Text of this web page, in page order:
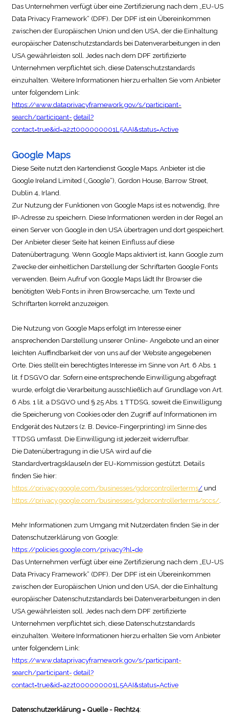
Das Unternehmen verfügt über eine Zertifizierung nach dem „EU-US
Data Privacy Framework“ (DPF). Der DPF ist ein Übereinkommen
zwischen der Europäischen Union und den USA, der die Einhaltung
europäischer Datenschutzstandards bei Datenverarbeitungen in den
USA gewährleisten soll. Jedes nach dem DPF zertifizierte
Unternehmen verpflichtet sich, diese Datenschutzstandards
einzuhalten. Weitere Informationen hierzu erhalten Sie vom Anbieter
unter folgendem Link:
https://www.dataprivacyframework.gov/s/participant-
search/participant- detail?
contact=true&id=a2zt000000001L5AAI&status=Active
Google Maps
Diese Seite nutzt den Kartendienst Google Maps. Anbieter ist die
Google Ireland Limited („Google“), Gordon House, Barrow Street,
Dublin 4, Irland.
Zur Nutzung der Funktionen von Google Maps ist es notwendig, Ihre
IP-Adresse zu speichern. Diese Informationen werden in der Regel an
einen Server von Google in den USA übertragen und dort gespeichert.
Der Anbieter dieser Seite hat keinen Einfluss auf diese
Datenübertragung. Wenn Google Maps aktiviert ist, kann Google zum
Zwecke der einheitlichen Darstellung der Schriftarten Google Fonts
verwenden. Beim Aufruf von Google Maps lädt Ihr Browser die
benötigten Web Fonts in ihren Browsercache, um Texte und
Schriftarten korrekt anzuzeigen.
Die Nutzung von Google Maps erfolgt im Interesse einer
ansprechenden Darstellung unserer Online- Angebote und an einer
leichten Auffindbarkeit der von uns auf der Website angegebenen
Orte. Dies stellt ein berechtigtes Interesse im Sinne von Art. 6 Abs. 1
lit. f DSGVO dar. Sofern eine entsprechende Einwilligung abgefragt
wurde, erfolgt die Verarbeitung ausschließlich auf Grundlage von Art.
6 Abs. 1 lit. a DSGVO und § 25 Abs. 1 TTDSG, soweit die Einwilligung
die Speicherung von Cookies oder den Zugriff auf Informationen im
Endgerät des Nutzers (z. B. Device-Fingerprinting) im Sinne des
TTDSG umfasst. Die Einwilligung ist jederzeit widerrufbar.
Die Datenübertragung in die USA wird auf die
Standardvertragsklauseln der EU-Kommission gestützt. Details
finden Sie hier:
https://privacy.google.com/businesses/gdprcontrollerterms/ und
https://privacy.google.com/businesses/gdprcontrollerterms/sccs/
Mehr Informationen zum Umgang mit Nutzerdaten finden Sie in der
Datenschutzerklärung von Google:
https://policies.google.com/privacy?hl=de
Das Unternehmen verfügt über eine Zertifizierung nach dem „EU-US
Data Privacy Framework“ (DPF). Der DPF ist ein Übereinkommen
zwischen der Europäischen Union und den USA, der die Einhaltung
europäischer Datenschutzstandards bei Datenverarbeitungen in den
USA gewährleisten soll. Jedes nach dem DPF zertifizierte
Unternehmen verpflichtet sich, diese Datenschutzstandards
einzuhalten. Weitere Informationen hierzu erhalten Sie vom Anbieter
unter folgendem Link:
https://www.dataprivacyframework.gov/s/participant-
search/participant- detail?
contact=true&id=a2zt000000001L5AAI&status=Active
Datenschutzerklärung = Quelle - Recht24: